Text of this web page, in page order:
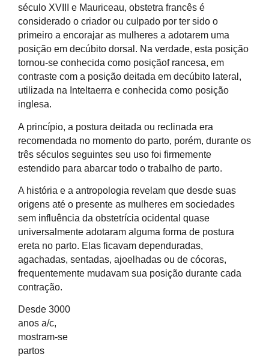
século XVIII e Mauriceau, obstetra francês é
considerado o criador ou culpado por ter sido o
primeiro a encorajar as mulheres a adotarem uma
posição em decúbito dorsal. Na verdade, esta posição
tornou-se conhecida como posiçãof rancesa, em
contraste com a posição deitada em decúbito lateral,
utilizada na Inteltaerra e conhecida como posição
inglesa.
A princípio, a postura deitada ou reclinada era
recomendada no momento do parto, porém, durante os
três séculos seguintes seu uso foi firmemente
estendido para abarcar todo o trabalho de parto.
A história e a antropologia revelam que desde suas
origens até o presente as mulheres em sociedades
sem influência da obstetrícia ocidental quase
universalmente adotaram alguma forma de postura
ereta no parto. Elas ficavam dependuradas,
agachadas, sentadas, ajoelhadas ou de cócoras,
frequentemente mudavam sua posição durante cada
contração.
Desde 3000
anos a/c,
mostram-se
partos